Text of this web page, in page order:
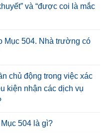
và “được coi là mắc
Mục 504. Nhà trường có
chủ động trong việc xác
kiện nhận các dịch vụ
504 là gì?